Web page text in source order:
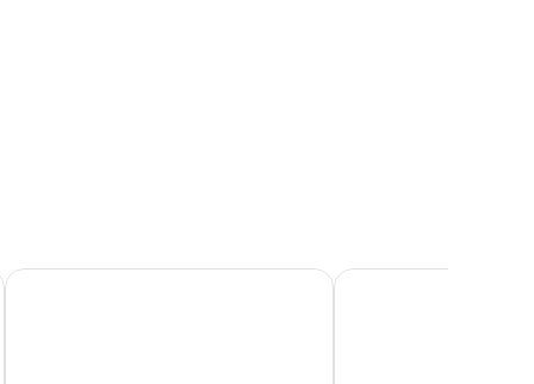
Biologen Herdla Magic Kloverhuset